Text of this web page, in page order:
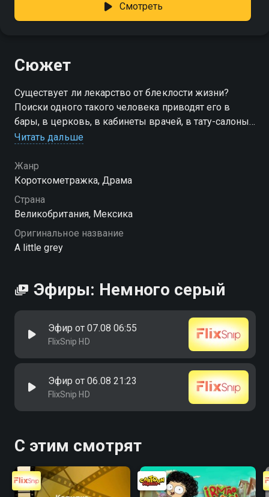
Смотреть
Сюжет
Существует ли лекарство от блеклости жизни?
Поиски одного такого человека приводят его в
бары, в церковь, в кабинеты врачей, в тату-салоны
и так далее, но найдет ли он то, что ищет?
Читать дальше
Жанр
Короткометражка, Драма
Страна
Великобритания, Мексика
Оригинальное название
A little grey
Эфиры: Немного серый
Эфир от 07.08 06:55
FlixSnip HD
Эфир от 06.08 21:23
FlixSnip HD
С этим смотрят